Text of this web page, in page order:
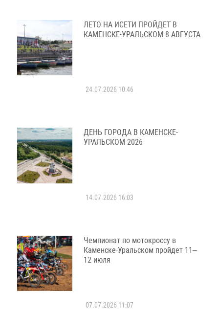
ЛЕТО НА ИСЕТИ ПРОЙДЕТ В
КАМЕНСКЕ-УРАЛЬСКОМ 8 АВГУСТА
24.07.2026 10:46
ДЕНЬ ГОРОДА В КАМЕНСКЕ-
УРАЛЬСКОМ 2026
14.07.2026 16:03
Чемпионат по мотокроссу в
Каменске-Уральском пройдет 11–
12 июля
07.07.2026 11:07